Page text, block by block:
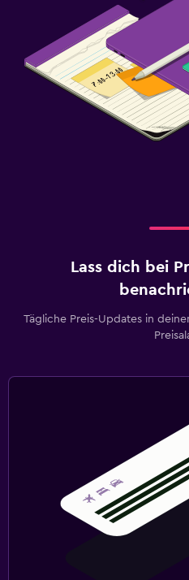
Lass dich bei
Tägliche Preis-Updates in